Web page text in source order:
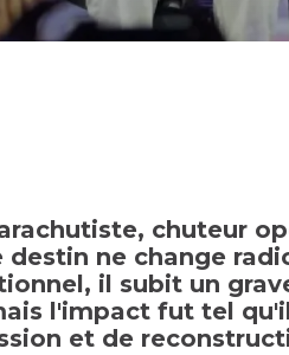
chuteur
ne change
il subit un
l'impact fut tel
et de